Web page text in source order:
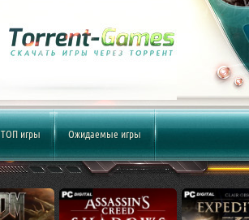
ТОП игры Ожидаемые игры